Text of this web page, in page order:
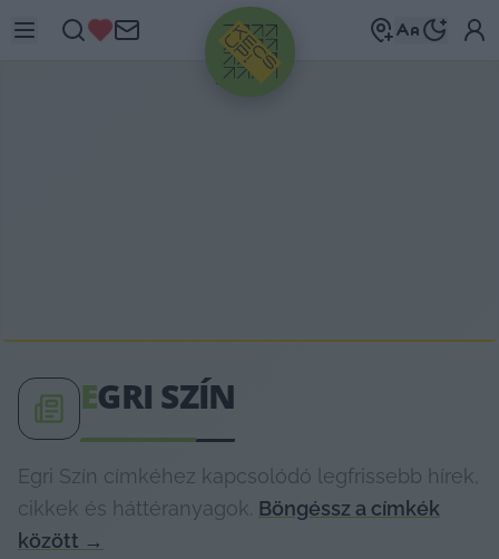
HIRDETÉS
EGRI SZÍN
Egri Szín címkéhez kapcsolódó legfrissebb hírek,
cikkek és háttéranyagok. Böngéssz a címkék
között →